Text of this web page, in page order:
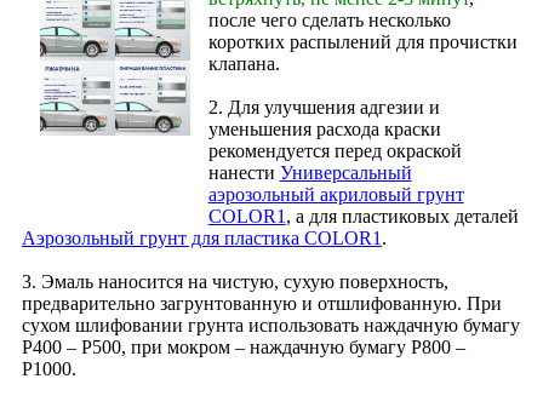
после чего сделать несколько
коротких распылений для прочистки
клапана.
2. Для улучшения адгезии и
уменьшения расхода краски
рекомендуется перед окраской
нанести Универсальный
аэрозольный акриловый грунт
COLOR1 , а для пластиковых деталей
Аэрозольный грунт для пластика COLOR1 .
3. Эмаль наносится на чистую, сухую поверхность,
предварительно загрунтованную и отшлифованную. При
сухом шлифовании грунта использовать наждачную бумагу
Р400 – Р500, при мокром – наждачную бумагу Р800 –
Р1000.